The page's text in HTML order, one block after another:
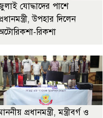
যোদ্ধাদের পাশে
উপহার দিলেন
রিকশা
প্রধানমন্ত্রী, মন্ত্রীবর্গ ও